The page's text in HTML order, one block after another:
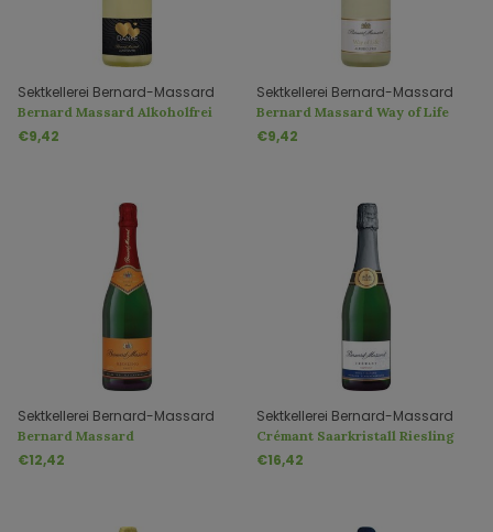
Sektkellerei Bernard-Massard
Bernard Massard Alkoholfrei
Dankjewel
€9,42
Sektkellerei Bernard-Massard
Bernard Massard Way of Life
Alcoholvrij
€9,42
Sektkellerei Bernard-Massard
Bernard Massard
Jahrgangssekt "Riesling Brut"
€12,42
Sektkellerei Bernard-Massard
Crémant Saarkristall Riesling
Flaschengärung Brut Nature
€16,42